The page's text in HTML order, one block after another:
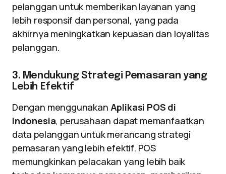
pelanggan untuk memberikan layanan yang
lebih responsif dan personal, yang pada
akhirnya meningkatkan kepuasan dan loyalitas
pelanggan.
3. Mendukung Strategi Pemasaran yang
Lebih Efektif
Dengan menggunakan Aplikasi POS di
Indonesia, perusahaan dapat memanfaatkan
data pelanggan untuk merancang strategi
pemasaran yang lebih efektif. POS
memungkinkan pelacakan yang lebih baik